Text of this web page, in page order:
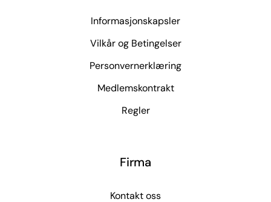
Informasjonskapsler
Vilkår og Betingelser
Personvernerklæring
Medlemskontrakt
Regler
Firma
Kontakt oss